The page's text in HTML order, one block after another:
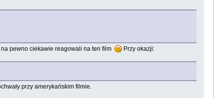
pewno ciekawie reagowali na ten film Przy okazji:
przy amerykańskim filmie.